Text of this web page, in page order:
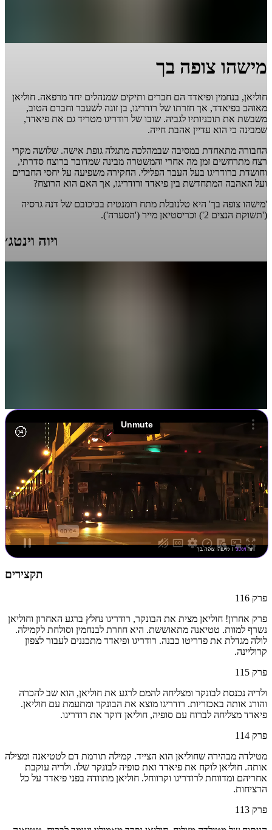
מישהו צופה בך
חוליאן, בנחמין ופיאדד הם חברים ותיקים שמנהלים יחד מרפאה. חוליאן
מאוהב בפיאדד, אך חזרתו של רודריגו, בן זוגה לשעבר וחברם הטוב,
משבשת את תוכניותיו לגביה. שובו של רודריגו מטריד גם את פיאדד,
שמבינה כי הוא עדיין אהבת חייה.
החבורה מתאחדת במסיבה שבמהלכה מתגלה גופת אישה. שלושה מקרי
רצח מתרחשים זמן מה אחרי והמשטרה מבינה שמדובר ברוצח סדרתי,
וחושדת ברודריגו בעל העבר הפלילי. החקירה משפיעה על יחסי החברים
ועל האהבה המתחדשת בין פיאדד ורודריגו, אך האם הוא הרוצח?
'מישהו צופה בך' היא טלנובלת מתח רומנטית בכיכובם של דנה גרסיה
('תשוקת הנצים 2') וכריסטיאן מייר ('הסערה').
ויוה וינטג׳
תקצירים
פרק 116
פרק אחרון! חוליאן מצית את הבונקר, רודריגו נחלץ ברגע האחרון וחוליאן
נשרף למוות. טטיאנה מתאוששת. היא חוזרת לבנחמין וסולחת לקמילה.
לולה מגדלת את פדריטו כבנה. רודריגו ופיאדד מתכננים לעבור לצפון
קרוליינה.
פרק 115
ולריה נכנסת לבונקר ומצליחה להמם לרגע את חוליאן, הוא שב להכרה
והורג אותה באכזריות. רודריגו מוצא את הבונקר ומתעמת עם חוליאן.
פיאדד מצליחה לברוח עם סופיה, חוליאן דוקר את רודריגו.
פרק 114
מטילדה מבהירה שחוליאן הוא הצייד. קמילה תורמת דם לטטיאנה ומצילה
אותה. חוליאן לוקח את פיאדד ואת סופיה לבונקר שלו. ולריה עוקבת
אחריהם ומדווחת לרודריגו וקרווחל. חוליאן מתוודה בפני פיאדד על כל
הרציחות.
פרק 113